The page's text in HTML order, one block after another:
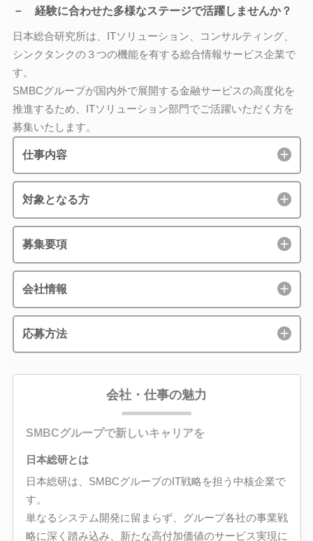
－ 経験に合わせた多様なステージで活躍しませんか？
日本総合研究所は、ITソリューション、コンサルティング、
シンクタンクの３つの機能を有する総合情報サービス企業で
す。
SMBCグループが国内外で展開する金融サービスの高度化を
推進するため、ITソリューション部門でご活躍いただく方を
募集いたします。
仕事内容
対象となる方
募集要項
会社情報
応募方法
会社・仕事の魅力
SMBCグループで新しいキャリアを
日本総研とは
日本総研は、SMBCグループのIT戦略を担う中核企業で
す。
単なるシステム開発に留まらず、グループ各社の事業戦
略に深く踏み込み、新たな高付加価値のサービス実現に